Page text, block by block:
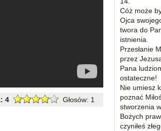
4 Głosów: 1
Cóż może
Ojca
twora do
istnienia.
Przesłanie
przez
Pana
ostateczne!
Nie umiesz
poznać
stworzenia
Bożych
czyniłeś